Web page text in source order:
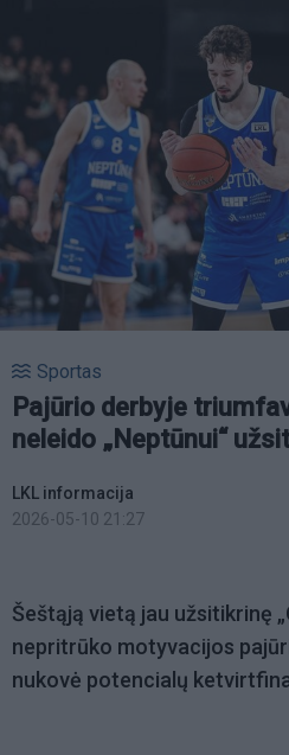
Sportas
Pajūrio derbyje
neleido „Neptūnui“
LKL informacija
2026-05-10 21:27
Šeštąją vietą jau užsitikrinę
nepritrūko motyvacijos
nukovė potencialų